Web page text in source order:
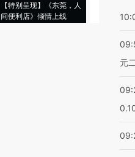
【特别呈现】《东莞，人
间便利店》倾情上线
元